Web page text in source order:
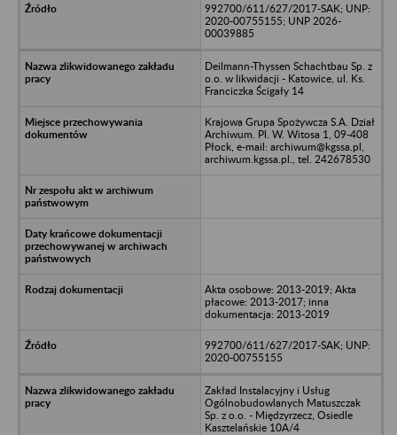
992700/611/627/2017-SAK; UNP:
2020-00755155; UNP 2026-
00039885
Deilmann-Thyssen Schachtbau Sp. z
o.o. w likwidacji - Katowice, ul. Ks.
Franciczka Ścigały 14
Krajowa Grupa Spożywcza S.A. Dział
Archiwum. Pl. W. Witosa 1, 09-408
Płock, e-mail: archiwum@kgssa.pl,
archiwum.kgssa.pl., tel. 242678530
Akta osobowe: 2013-2019; Akta
płacowe: 2013-2017; inna
dokumentacja: 2013-2019
992700/611/627/2017-SAK; UNP:
2020-00755155
Zakład Instalacyjny i Usług
Ogólnobudowlanych Matuszczak
Sp. z o.o. - Międzyrzecz, Osiedle
Kasztelańskie 10A/4